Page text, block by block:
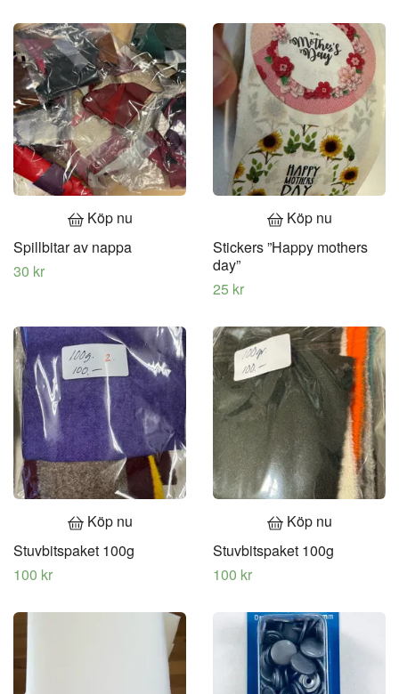
Köp nu
Spillbitar av nappa
30 kr
Köp nu
Stickers ”Happy mothers
day”
25 kr
Köp nu
Stuvbitspaket 100g
100 kr
Köp nu
Stuvbitspaket 100g
100 kr